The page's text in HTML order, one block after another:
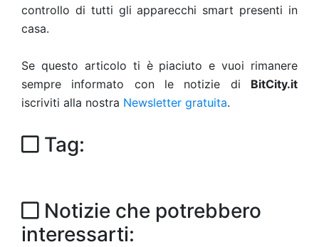
controllo di tutti gli apparecchi smart presenti in
casa.
Se questo articolo ti è piaciuto e vuoi rimanere
sempre informato con le notizie di BitCity.it
iscriviti alla nostra Newsletter gratuita.
Tag:
Notizie che potrebbero
interessarti: